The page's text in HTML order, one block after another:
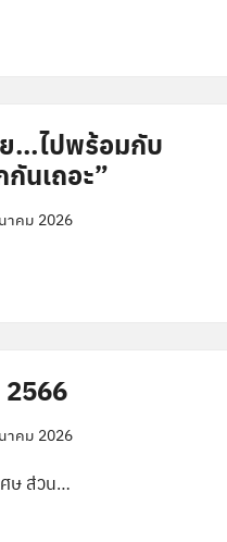
…ไปพร้อมกับ
นเถอะ”
าคม 2026
2566
าคม 2026
ษ ส่วน…